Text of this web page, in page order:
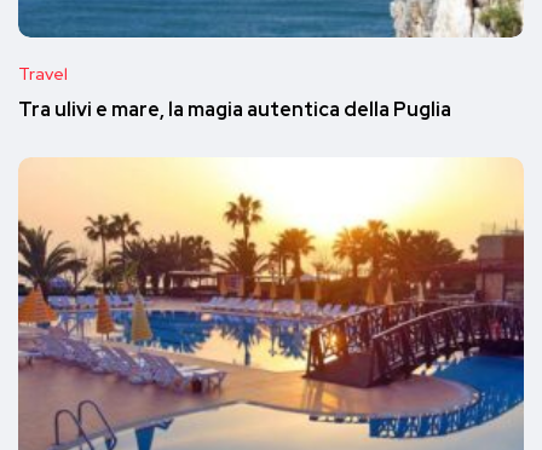
Travel
Tra ulivi e mare, la magia autentica della Puglia